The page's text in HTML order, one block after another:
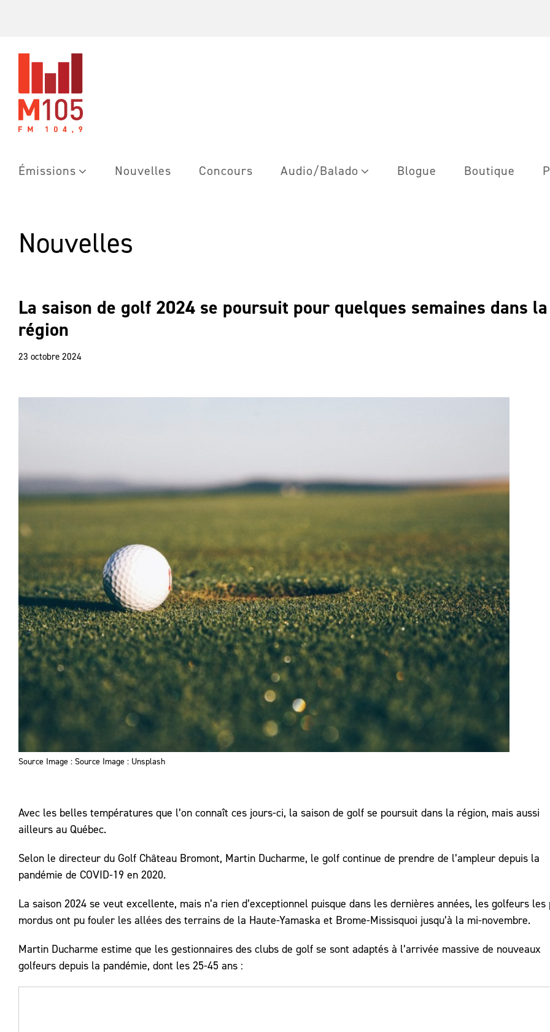
Émissions Nouvelles Concours Audio/Balado Blogue Boutique
Nouvelles
La saison de golf 2024 se poursuit pour quelques semaines dans la
région
23 octobre 2024
Source Image : Source Image : Unsplash
Avec les belles températures que l’on connaît ces jours-ci, la saison de golf se poursuit dans la région, mais aussi
ailleurs au Québec.
Selon le directeur du Golf Château Bromont, Martin Ducharme, le golf continue de prendre de l’ampleur depuis la
pandémie de COVID-19 en 2020.
La saison 2024 se veut excellente, mais n’a rien d’exceptionnel puisque dans les dernières années, les golfeurs les
mordus ont pu fouler les allées des terrains de la Haute-Yamaska et Brome-Missisquoi jusqu’à la mi-novembre.
Martin Ducharme estime que les gestionnaires des clubs de golf se sont adaptés à l’arrivée massive de nouveaux
golfeurs depuis la pandémie, dont les 25-45 ans :